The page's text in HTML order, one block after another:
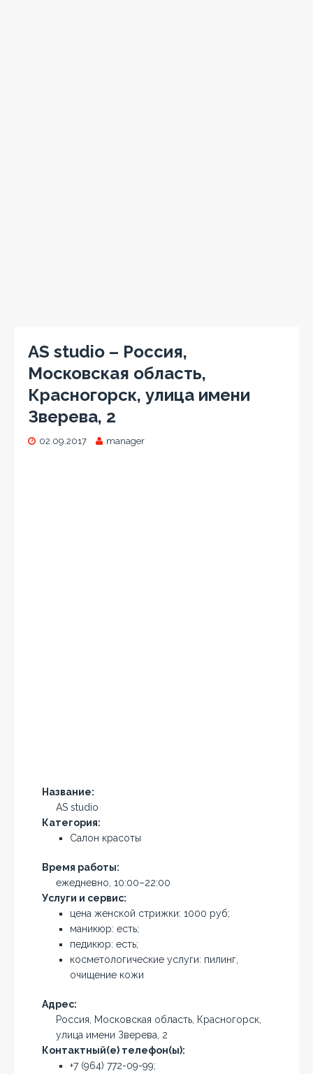
AS studio – Россия,
Московская область,
Красногорск, улица имени
Зверева, 2
02.09.2017 manager
Название:
AS studio
Категория:
Салон красоты
Время работы:
ежедневно, 10:00–22:00
Услуги и сервис:
цена женской стрижки: 1000 руб;
маникюр: есть;
педикюр: есть;
косметологические услуги: пилинг,
очищение кожи
Адрес:
Россия, Московская область, Красногорск,
улица имени Зверева, 2
Контактный(е) телефон(ы):
+7 (964) 772-09-99;